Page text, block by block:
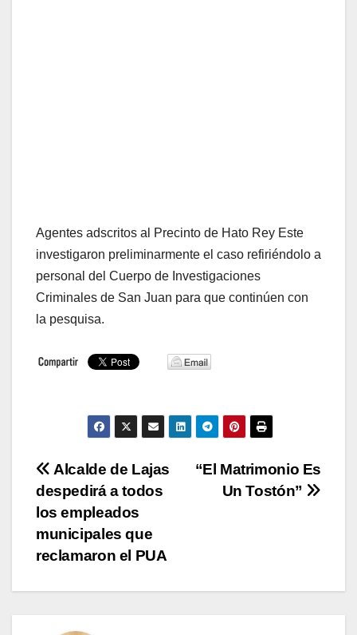
Agentes adscritos al Precinto de Hato Rey Este
investigaron preliminarmente el caso refiriéndolo a
personal del Cuerpo de Investigaciones
Criminales de San Juan para que continúen con
la pesquisa.
Navegación
de
entradas
“El Matrimonio Es
Un Tostón”
Alcalde de Lajas
despedirá a todos
los empleados
municipales que
reclamaron el PUA